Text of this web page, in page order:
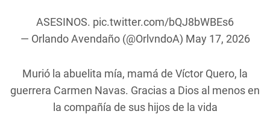
ASESINOS. pic.twitter.com/bQJ8bWBEs6
— Orlando Avendaño (@OrlvndoA) May 17, 2026
Murió la abuelita mía, mamá de Víctor Quero, la
guerrera Carmen Navas. Gracias a Dios al menos en
la compañía de sus hijos de la vida